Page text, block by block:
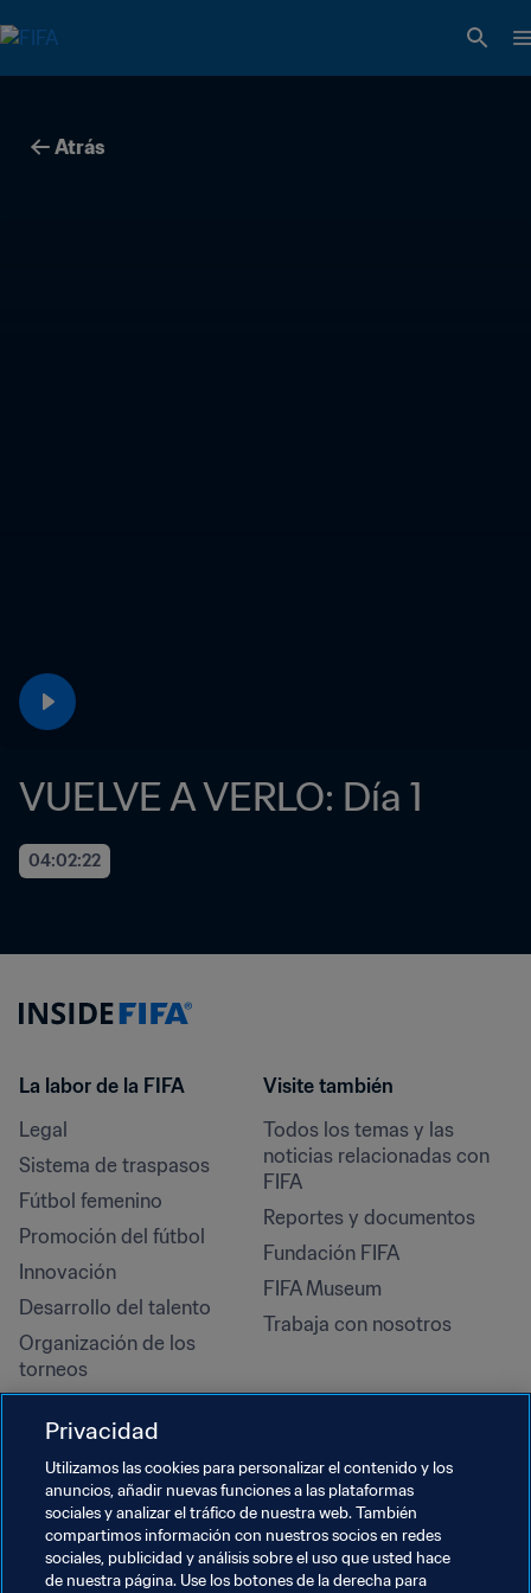
Atrás
VUELVE A VERLO: Día 1
04:02:22
La labor de la FIFA
Legal
Sistema de traspasos
Fútbol femenino
Promoción del fútbol
Innovación
Desarrollo del talento
Organización de los
torneos
Derechos humanos y lucha
contra la discriminación
Salud y atención médica
Iniciativas educativas
Visite también
Todos los temas y las
noticias relacionadas con
FIFA
Reportes y documentos
Fundación FIFA
FIFA Museum
Trabaja con nosotros
Privacidad
Utilizamos las cookies para personalizar el contenido y los
anuncios, añadir nuevas funciones a las plataformas
sociales y analizar el tráfico de nuestra web. También
compartimos información con nuestros socios en redes
sociales, publicidad y análisis sobre el uso que usted hace
de nuestra página. Use los botones de la derecha para